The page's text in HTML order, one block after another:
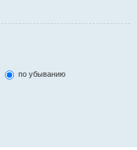
по убыванию